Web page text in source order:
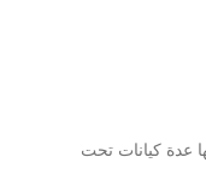
عدة كيانات تحت